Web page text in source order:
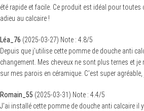
été rapide et facile. Ce produit est idéal pour toutes
adieu au calcaire !
Léa_76 (2025-03-27) Note : 4.8/5
Depuis que j’utilise cette pomme de douche anti
changement. Mes cheveux ne sont plus ternes et je
sur mes parois en céramique. C’est super
Romain_55 (2025-03-31) Note : 4.4/5
J’ai installé cette pomme de douche anti calcaire il